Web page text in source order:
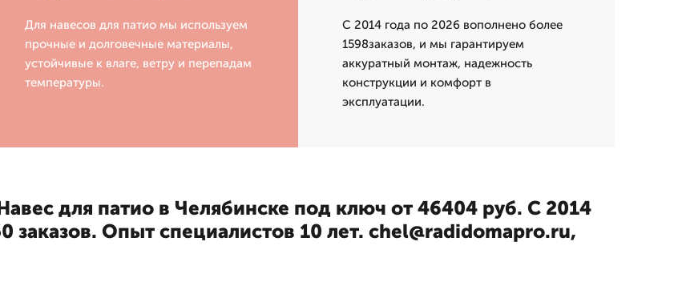
Для навесов для патио мы используем
прочные и долговечные материалы,
устойчивые к влаге, ветру и перепадам
температуры.
С 2014 года по 2026 вополнено более
1598заказов, и мы гарантируем
аккуратный монтаж, надежность
конструкции и комфорт в
эксплуатации.
для патио в Челябинске под ключ от 46404 руб. С 2014
заказов. Опыт специалистов 10 лет. chel@radidomapro.ru,